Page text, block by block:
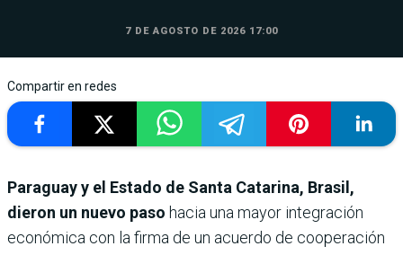
7 DE AGOSTO DE 2026 17:00
Compartir en redes
Paraguay y el Estado de Santa Catarina, Brasil,
dieron un nuevo paso hacia una mayor integración
económica con la firma de un acuerdo de cooperación